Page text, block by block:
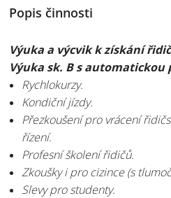
Popis činnosti
Výuka a výcvik k získání
Výuka sk. B s automatickou
Rychlokurzy.
Kondiční jízdy.
Přezkoušení pro vrácení
řízení.
Profesní školení řidičů.
Zkoušky i pro cizince (s
Slevy pro studenty.